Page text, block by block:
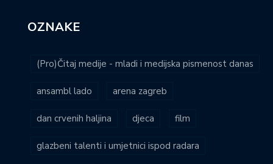
OZNAKE
(Pro)Čitaj medije - mladi i medijska pismenost danas
ansambl lado arena zagreb
dan crvenih haljina djeca film
glazbeni talenti i umjetnici ispod radara